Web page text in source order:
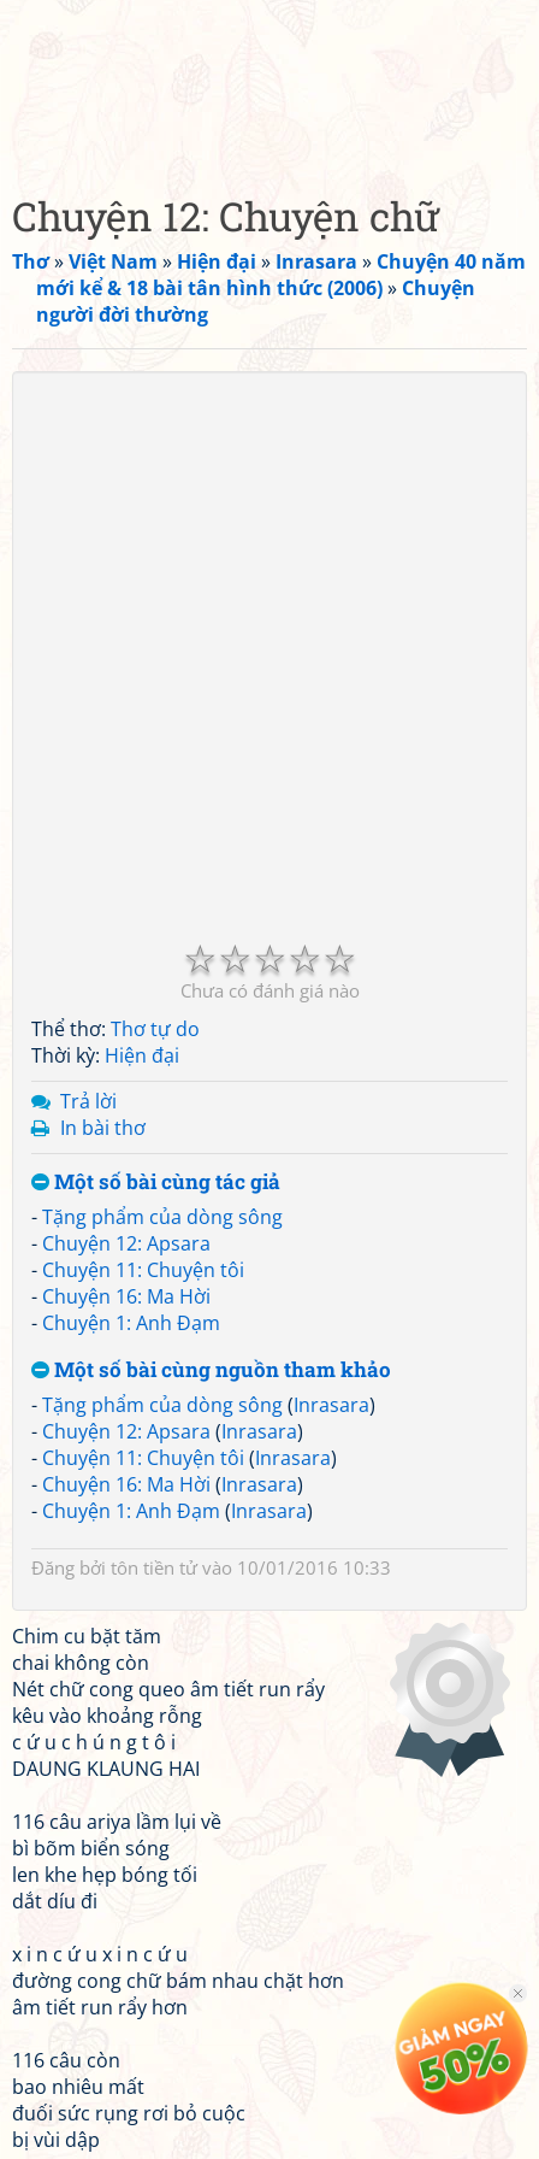
Chuyện 12: Chuyện chữ
Thơ»Việt Nam » Hiện đại » Inrasara » Chuyện 40 năm
mới kể & 18 bài tân hình thức (2006)» Chuyện
người đời thường
☆
☆
☆
☆
☆
Chưa có đánh giá nào
Thể thơ: Thơ tự do
Thời kỳ: Hiện đại
Trả lời
In bài thơ
Một số bài cùng tác giả
-Tặng phẩm của dòng sông
- Chuyện 12: Apsara
- Chuyện 11: Chuyện tôi
- Chuyện 16: Ma Hời
- Chuyện 1: Anh Đạm
Một số bài cùng nguồn tham khảo
-Tặng phẩm của dòng sông(Inrasara)
- Chuyện 12: Apsara (Inrasara)
- Chuyện 11: Chuyện tôi (Inrasara)
- Chuyện 16: Ma Hời (Inrasara)
- Chuyện 1: Anh Đạm (Inrasara)
Đăng bởi tôn tiền tửvào 10/01/2016 10:33
Chim cu bặt tăm
chai không còn
Nét chữ cong queo âm tiết run rẩy
kêu vào khoảng rỗng
c ứ u c h ú n g t ô i
DAUNG KLAUNG HAI
116 câu ariya lầm lụi về
bì bõm biển sóng
len khe hẹp bóng tối
dắt díu đi
x i n c ứ u x i n c ứ u
đường cong chữ bám nhau chặt hơn
âm tiết run rẩy hơn
116 câu còn
bao nhiêu mất
đuối sức rụng rơi bỏ cuộc
bị vùi dập